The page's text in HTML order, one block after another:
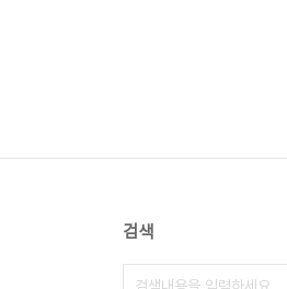
검색